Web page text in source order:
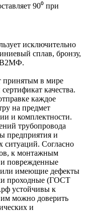
90⁰ при
исключительно
сплав, бронзу,
принятым в мире
качества.
каждое
на предмет
и комплектности.
трубопровода
предприятия и
ситуаций. Согласно
к монтажным
и поврежденные
или имеющие дефекты
проходные (ГОСТ
устойчивы к
можно доверить
и